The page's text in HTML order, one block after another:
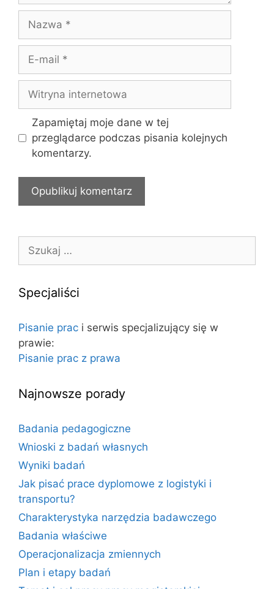
z
a
m
r
a
n
e
e
w
a
Zapamiętaj moje dane w tej
przeglądarce podczas pisania kolejnych
komentarzy.
k
:
Specjaliści
Pisanie prac i serwis specjalizujący się w
prawie:
Pisanie prac z prawa
Najnowsze porady
Badania pedagogiczne
Wnioski z badań własnych
Wyniki badań
Jak pisać prace dyplomowe z logistyki i
transportu?
Charakterystyka narzędzia badawczego
Badania właściwe
Operacjonalizacja zmiennych
Plan i etapy badań